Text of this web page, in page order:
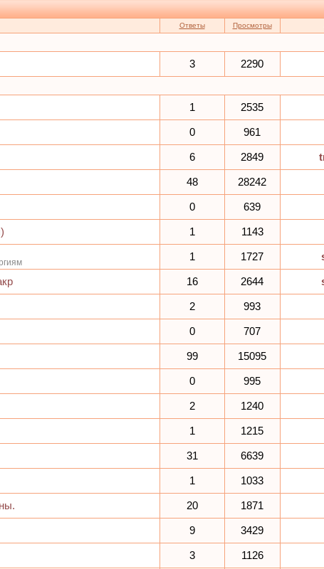
Ответы Просмотры
3 2290
1 2535
0 961
6 2849
48 28242
0 639
1 1143
1 1727
16 2644
2 993
0 707
99 15095
0 995
2 1240
1 1215
31 6639
1 1033
20 1871
9 3429
3 1126